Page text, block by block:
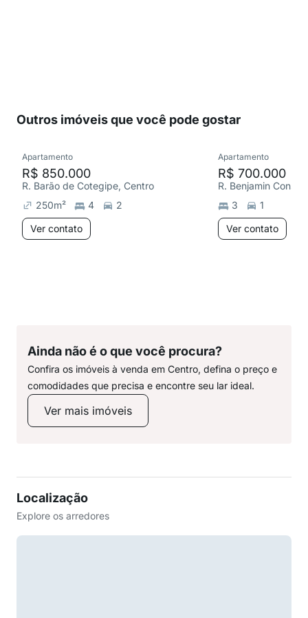
Outros imóveis que você pode gostar
Apartamento
R$ 850.000
R. Barão de Cotegipe, Centro
250m² 4
2
Ver contato
Apartamento
R$ 700.000
R. Benjamin
3
1
Ver contato
Ainda não é o que você procura?
Confira os imóveis à venda em Centro, defina o preço e
comodidades que precisa e encontre seu lar ideal.
Ver mais imóveis
Localização
Explore os arredores